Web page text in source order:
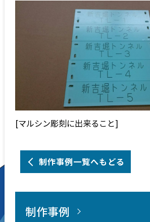
[マルシン彫刻に出来ること]
制作事例一覧へもどる
制作事例